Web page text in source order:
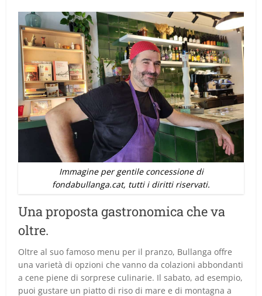
Immagine per gentile concessione di
fondabullanga.cat, tutti i diritti riservati.
Una proposta gastronomica che va
oltre.
Oltre al suo famoso menu per il pranzo, Bullanga offre
una varietà di opzioni che vanno da colazioni abbondanti
a cene piene di sorprese culinarie. Il sabato, ad esempio,
puoi gustare un piatto di riso di mare e di montagna a